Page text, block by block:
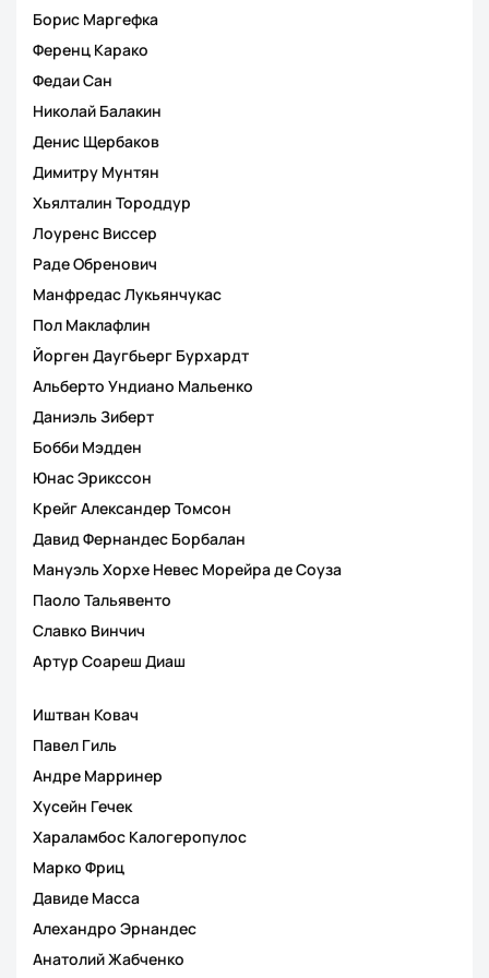
Борис Маргефка
Ференц Карако
Федаи Сан
Николай Балакин
Денис Щербаков
Димитру Мунтян
Хьялталин Тороддур
Лоуренс Виссер
Раде Обренович
Манфредас Лукьянчукас
Пол Маклафлин
Йорген Даугбьерг Бурхардт
Альберто Ундиано Мальенко
Даниэль Зиберт
Бобби Мэдден
Юнас Эрикссон
Крейг Александер Томсон
Давид Фернандес Борбалан
Мануэль Хорхе Невес Морейра де Соуза
Паоло Тальявенто
Славко Винчич
Артур Соареш Диаш
Иштван Ковач
Павел Гиль
Андре Марринер
Хусейн Гечек
Хараламбос Калогеропулос
Марко Фриц
Давиде Масса
Алехандро Эрнандес
Анатолий Жабченко